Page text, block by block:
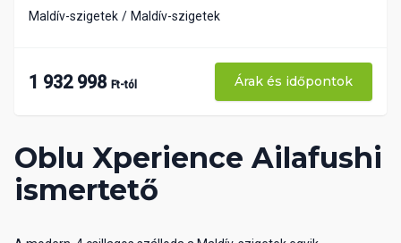
Oblu Xperience Ailafushi
ismertető
Maldív-szigetek Maldív-szigetek
1 932 998 Ft-tól Árak és időpontok